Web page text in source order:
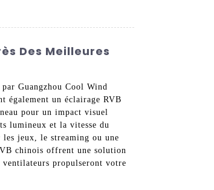
Des Meilleures
Guangzhou Cool Wind
également un éclairage RVB
pour un impact visuel
lumineux et la vitesse du
jeux, le streaming ou une
chinois offrent une solution
propulseront votre